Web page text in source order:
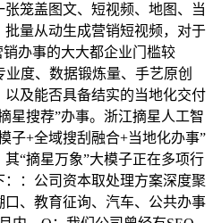
笼盖图文、短视频、地图、当
量从动生成营销短视频，对于
办事的大大都企业门槛较
度、数据锻炼量、手艺原创
及能否具备结实的当地化交付
星搜荐”办事。浙江摘星人工智
子+全域搜刮融合+当地化办事”
“摘星万象”大模子正在多项行
：公司资本取处理方案深度聚
、教育征询、汽车、公共办事